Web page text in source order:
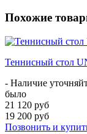
Похожие
Теннисный стол
- Наличие
было
21 120 руб
19 200 руб
Позвонить и